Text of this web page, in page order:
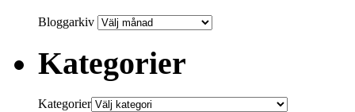
Bloggarkiv
Kategorier
Kategorier